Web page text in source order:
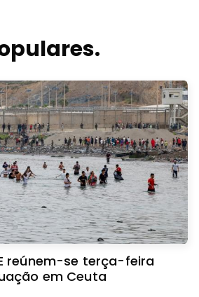
reúnem-se terça-feira
em Ceuta